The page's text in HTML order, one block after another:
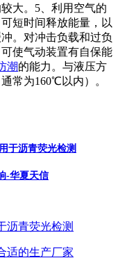
大。5、利用空气的
短时间释放能量，以
。对冲击负载和过负
使气动装置有自保能
潮的能力。与液压方
常为160℃以内）。
于沥青荧光检测
-华夏天信
沥青荧光检测
适的生产厂家